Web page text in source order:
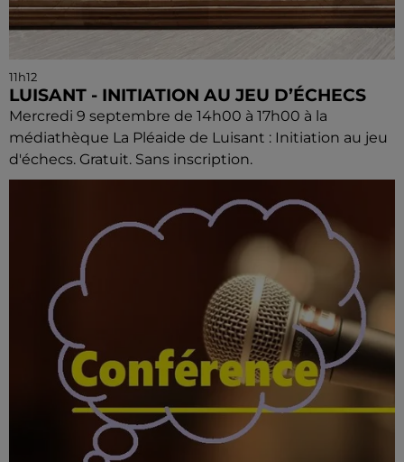
11h12
LUISANT - INITIATION AU JEU D’ÉCHECS
Mercredi 9 septembre de 14h00 à 17h00 à la
médiathèque La Pléaide de Luisant : Initiation au jeu
d'échecs. Gratuit. Sans inscription.